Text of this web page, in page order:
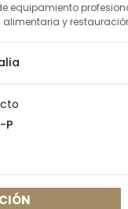
equipamiento
y
P